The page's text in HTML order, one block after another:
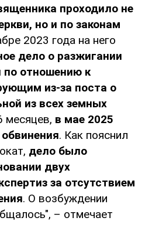
проходило не
но и по законам
2023 года на него
дело о разжигании
по отношению к
из-за поста о
из всех земных
месяцев, в мае 2025
. Как пояснил
дело было
двух
за отсутствием
. О возбуждении
– отмечает